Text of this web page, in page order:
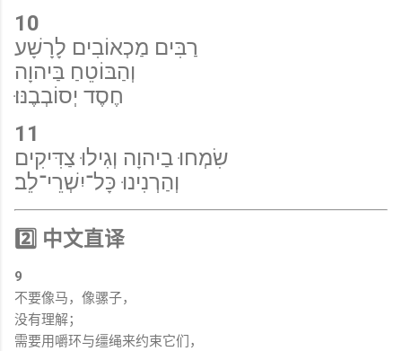
10
רַבִּים מַכְאוֹבִים לָרָשָׁע
וְהַבּוֹטֵחַ בַּיהוָה
חֶסֶד יְסוֹבְבֶנּוּ׃
11
שִׂמְחוּ בַיהוָה וְגִילוּ צַדִּיקִים
וְהַרְנִינוּ כָּל־יִשְׁרֵי־לֵב׃
2️⃣ 中文直译
9
不要像马，像骡子，
没有理解；
需要用嚼环与缰绳来约束它们，